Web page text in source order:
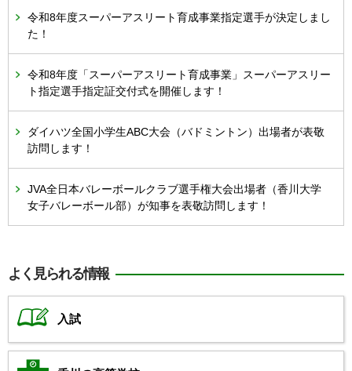
令和8年度スーパーアスリート育成事業指定選手が決定しまし
た！
令和8年度「スーパーアスリート育成事業」スーパーアスリー
ト指定選手指定証交付式を開催します！
ダイハツ全国小学生ABC大会（バドミントン）出場者が表敬
訪問します！
JVA全日本バレーボールクラブ選手権大会出場者（香川大学
女子バレーボール部）が知事を表敬訪問します！
よく見られる情報
入試